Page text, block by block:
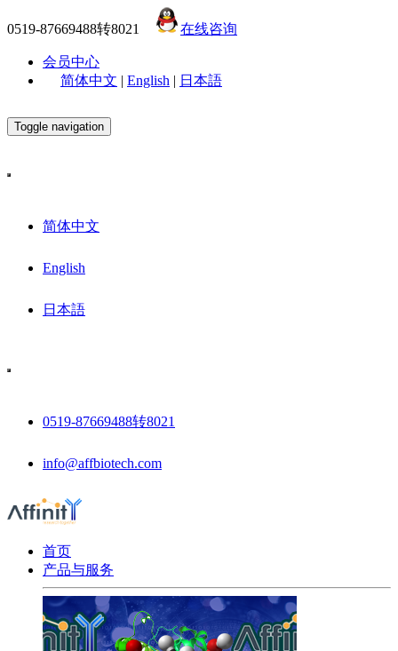
0519-87669488转8021 在线咨询
会员中心
简体中文 | English | 日本語
Toggle navigation
简体中文
English
日本語
0519-87669488转8021
info@affbiotech.com
首页
产品与服务